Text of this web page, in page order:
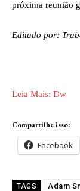
próxima reunião
Editado por:
Leia Mais: Dw
Compartilhe isso:
Facebook
TAGS Adam